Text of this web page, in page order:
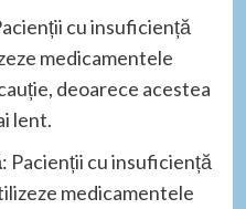
cu insuficiență
medicamentele
deoarece acestea
lent.
: Pacienții cu insuficiență
medicamentele